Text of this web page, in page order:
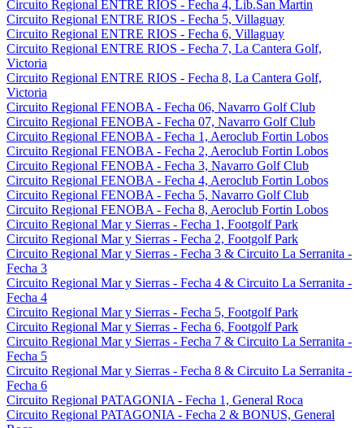
Circuito Regional ENTRE RIOS - Fecha 4, Lib.San Martin
Circuito Regional ENTRE RIOS - Fecha 5, Villaguay
Circuito Regional ENTRE RIOS - Fecha 6, Villaguay
Circuito Regional ENTRE RIOS - Fecha 7, La Cantera Golf,
Victoria
Circuito Regional ENTRE RIOS - Fecha 8, La Cantera Golf,
Victoria
Circuito Regional FENOBA - Fecha 06, Navarro Golf Club
Circuito Regional FENOBA - Fecha 07, Navarro Golf Club
Circuito Regional FENOBA - Fecha 1, Aeroclub Fortin Lobos
Circuito Regional FENOBA - Fecha 2, Aeroclub Fortin Lobos
Circuito Regional FENOBA - Fecha 3, Navarro Golf Club
Circuito Regional FENOBA - Fecha 4, Aeroclub Fortin Lobos
Circuito Regional FENOBA - Fecha 5, Navarro Golf Club
Circuito Regional FENOBA - Fecha 8, Aeroclub Fortin Lobos
Circuito Regional Mar y Sierras - Fecha 1, Footgolf Park
Circuito Regional Mar y Sierras - Fecha 2, Footgolf Park
Circuito Regional Mar y Sierras - Fecha 3 & Circuito La Serranita -
Fecha 3
Circuito Regional Mar y Sierras - Fecha 4 & Circuito La Serranita -
Fecha 4
Circuito Regional Mar y Sierras - Fecha 5, Footgolf Park
Circuito Regional Mar y Sierras - Fecha 6, Footgolf Park
Circuito Regional Mar y Sierras - Fecha 7 & Circuito La Serranita -
Fecha 5
Circuito Regional Mar y Sierras - Fecha 8 & Circuito La Serranita -
Fecha 6
Circuito Regional PATAGONIA - Fecha 1, General Roca
Circuito Regional PATAGONIA - Fecha 2 & BONUS, General